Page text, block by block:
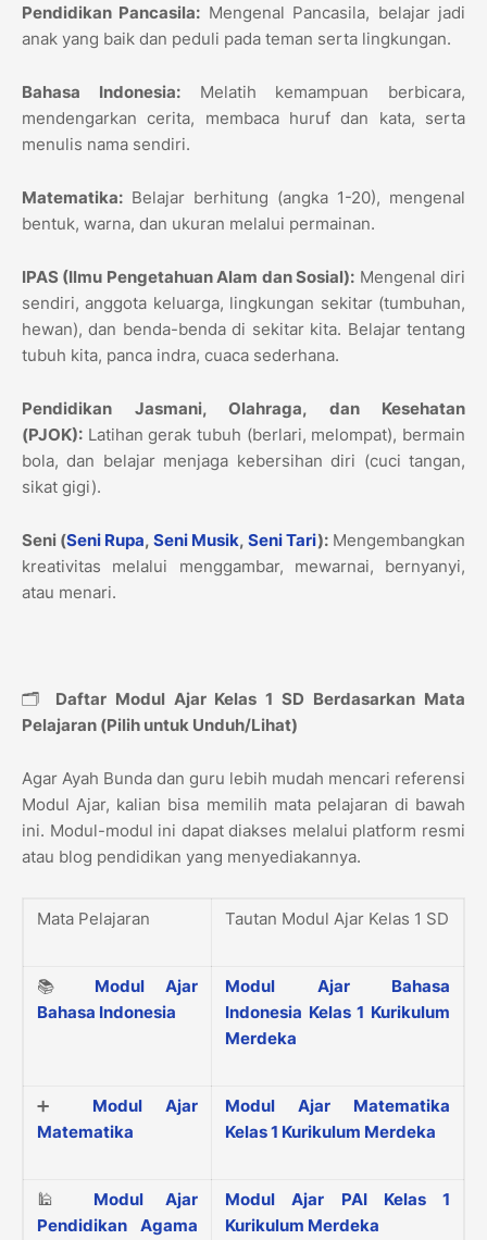
Pendidikan Pancasila: Mengenal Pancasila, belajar jadi
anak yang baik dan peduli pada teman serta lingkungan.
Bahasa Indonesia:Melatih kemampuan berbicara,
mendengarkan cerita, membaca huruf dan kata, serta
menulis nama sendiri.
Matematika: Belajar berhitung (angka 1-20), mengenal
bentuk, warna, dan ukuran melalui permainan.
IPAS (Ilmu Pengetahuan Alam dan Sosial): Mengenal diri
sendiri, anggota keluarga, lingkungan sekitar (tumbuhan,
hewan), dan benda-benda di sekitar kita. Belajar tentang
tubuh kita, panca indra, cuaca sederhana.
Pendidikan Jasmani, Olahraga, dan Kesehatan
(PJOK): Latihan gerak tubuh (berlari, melompat), bermain
bola, dan belajar menjaga kebersihan diri (cuci tangan,
sikat gigi).
Seni (Seni Rupa, Seni Musik, Seni Tari): Mengembangkan
kreativitas melalui menggambar, mewarnai, bernyanyi,
atau menari.
🗂️ Daftar Modul Ajar Kelas 1 SD Berdasarkan Mata
Pelajaran (Pilih untuk Unduh/Lihat)
Agar Ayah Bunda dan guru lebih mudah mencari referensi
Modul Ajar, kalian bisa memilih mata pelajaran di bawah
ini. Modul-modul ini dapat diakses melalui platform resmi
atau blog pendidikan yang menyediakannya.
Mata Pelajaran Tautan Modul Ajar Kelas 1 SD
📚 Modul Ajar
Bahasa Indonesia
Modul Ajar Bahasa
Indonesia Kelas 1 Kurikulum
Merdeka
➕ Modul Ajar
Matematika
Modul Ajar Matematika
Kelas 1 Kurikulum Merdeka
🕌 Modul Ajar
Pendidikan Agama
Modul Ajar PAI Kelas 1
Kurikulum Merdeka